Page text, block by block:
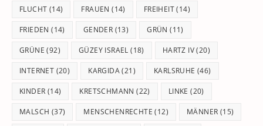
FLUCHT (14) FRAUEN (14) FREIHEIT(14)
FRIEDEN (14) GENDER (13) GRÜN (11)
GRÜNE (92) GÜZEY ISRAEL (18) HARTZ IV(20)
INTERNET (20) KARGIDA(21) KARLSRUHE (46)
KINDER (14) KRETSCHMANN (22) LINKE (20)
MALSCH (37) MENSCHENRECHTE (12) MÄNNER (15)